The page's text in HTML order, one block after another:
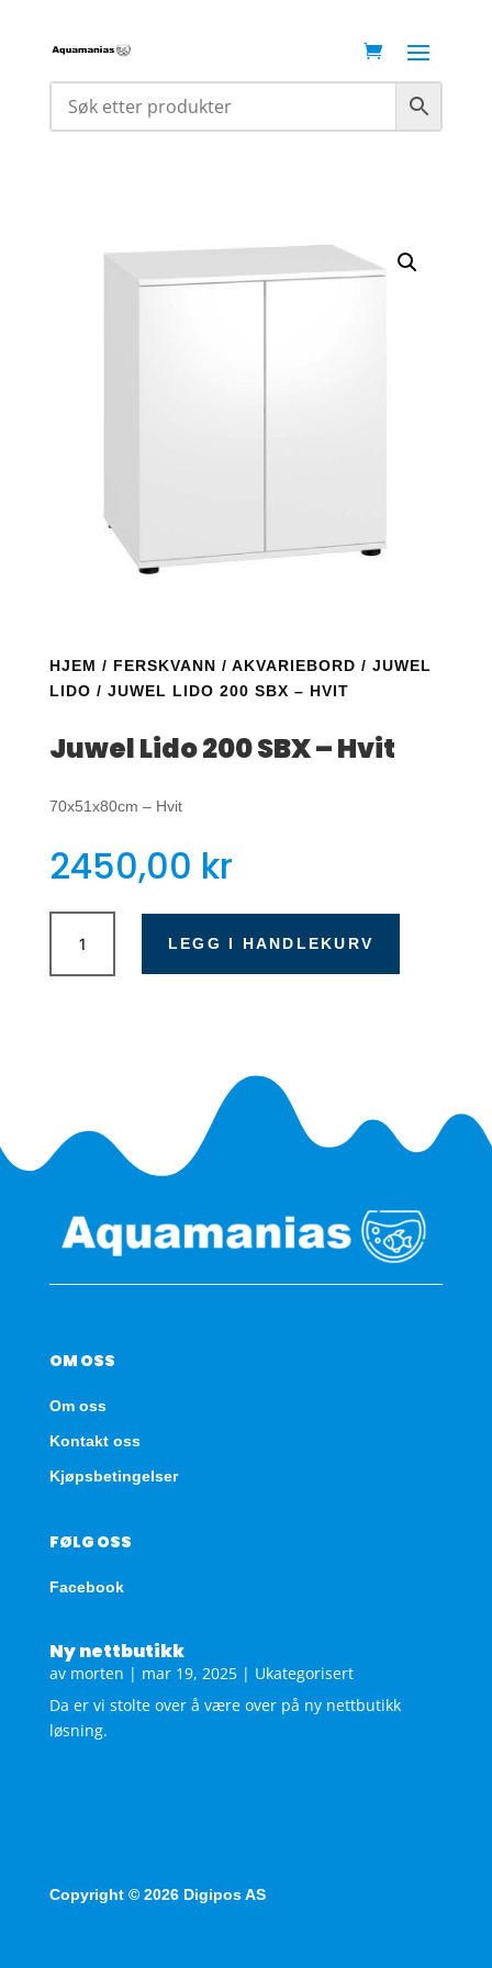
HJEM / FERSKVANN / AKVARIEBORD / JUWEL
LIDO / JUWEL LIDO 200 SBX – HVIT
Juwel Lido 200 SBX – Hvit
70x51x80cm – Hvit
2450,00 kr
Juwel
200
LEGG I HANDLEKURV
OM OSS
Om oss
Kontakt oss
Kjøpsbetingelser
FØLG OSS
Facebook
Ny nettbutikk
av morten | mar 19, 2025| Ukategorisert
Da er vi stolte over å være over på ny nettbutikk
løsning.
Copyright © 2026 Digipos AS